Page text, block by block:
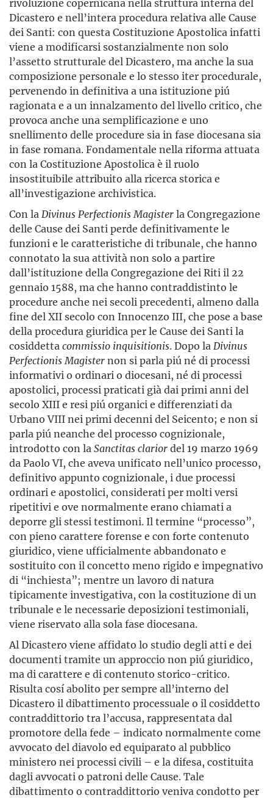
rivoluzione copernicana nella struttura interna del
Dicastero e nell’intera procedura relativa alle Cause
dei Santi: con questa Costituzione Apostolica infatti
viene a modificarsi sostanzialmente non solo
l’assetto strutturale del Dicastero, ma anche la sua
composizione personale e lo stesso iter procedurale,
pervenendo in definitiva a una istituzione piú
ragionata e a un innalzamento del livello critico, che
provoca anche una semplificazione e uno
snellimento delle procedure sia in fase diocesana sia
in fase romana. Fondamentale nella riforma attuata
con la Costituzione Apostolica è il ruolo
insostituibile attribuito alla ricerca storica e
all’investigazione archivistica.
Con la Divinus Perfectionis Magisterla Congregazione
delle Cause dei Santi perde definitivamente le
funzioni e le caratteristiche di tribunale, che hanno
connotato la sua attività non solo a partire
dall’istituzione della Congregazione dei Riti il 22
gennaio 1588, ma che hanno contraddistinto le
procedure anche nei secoli precedenti, almeno dalla
fine del XII secolo con Innocenzo III, che pose a base
della procedura giuridica per le Cause dei Santi la
cosiddetta commissio inquisitionis. Dopo la Divinus
Perfectionis Magisternon si parla piú né di processi
informativi o ordinari o diocesani, né di processi
apostolici, processi praticati già dai primi anni del
secolo XIII e resi piú organici e differenziati da
Urbano VIII nei primi decenni del Seicento; e non si
parla piú neanche del processo cognizionale,
introdotto con la Sanctitas clariordel 19 marzo 1969
da Paolo VI, che aveva unificato nell’unico processo,
definitivo appunto cognizionale, i due processi
ordinari e apostolici, considerati per molti versi
ripetitivi e ove normalmente erano chiamati a
deporre gli stessi testimoni. Il termine “processo”,
con pieno carattere forense e con forte contenuto
giuridico, viene ufficialmente abbandonato e
sostituito con il concetto meno rigido e impegnativo
di “inchiesta”; mentre un lavoro di natura
tipicamente investigativa, con la costituzione di un
tribunale e le necessarie deposizioni testimoniali,
viene riservato alla sola fase diocesana.
Al Dicastero viene affidato lo studio degli atti e dei
documenti tramite un approccio non piú giuridico,
ma di carattere e di contenuto storico-critico.
Risulta cosí abolito per sempre all’interno del
Dicastero il dibattimento processuale o il cosiddetto
contraddittorio tra l’accusa, rappresentata dal
promotore della fede – indicato normalmente come
avvocato del diavolo ed equiparato al pubblico
ministero nei processi civili – e la difesa, costituita
dagli avvocati o patroni delle Cause. Tale
dibattimento o contraddittorio veniva condotto per